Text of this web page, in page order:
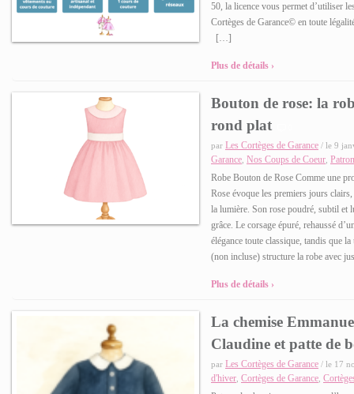
50, la licence vous permet d’utiliser
Cortèges de Garance© en toute
[…]
Plus de détails ›
Bouton de rose: la
rond plat
par Les Cortèges de Garance / le 9
Garance Nos Coups de Coeur
Robe Bouton de Rose Comme une
Rose évoque les premiers jours
la lumière. Son rose poudré, subtil et
grâce. Le corsage épuré, rehaussé
élégance toute classique, tandis que
(non incluse) structure la robe avec
Plus de détails ›
La chemise
Claudine et patte de
par Les Cortèges de Garance / le 17
d'hiver Cortèges de Garance